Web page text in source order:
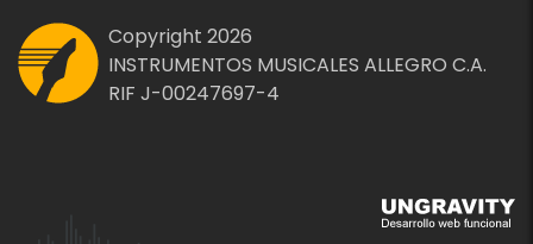
Copyright 2026
INSTRUMENTOS MUSICALES ALLEGRO C.A.
RIF J-00247697-4